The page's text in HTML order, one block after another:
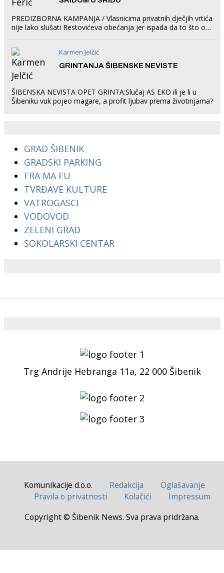
PREDIZBORNA KAMPANJA / Vlasnicima privatnih dječjih vrtića
nije lako slušati Restovićeva obećanja jer ispada da to što oni
Karmen Jelčić
GRINTANJA ŠIBENSKE NEVISTE
ŠIBENSKA NEVISTA OPET GRINTA:Slučaj AS EKO ili je li u
Šibeniku vuk pojeo magare, a profit ljubav prema životinjama?
GRAD ŠIBENIK
GRADSKI PARKING
FRA MA FU
TVRĐAVE KULTURE
VATROGASCI
VODOVOD
ZELENI GRAD
SOKOLARSKI CENTAR
Trg Andrije Hebranga 11a, 22 000 Šibenik
Komunikacije d.o.o. Redakcija
Oglašavanje
Pravila o privatnosti
Kolačići
Impressum
Copyright © Šibenik News. Sva prava pridržana.